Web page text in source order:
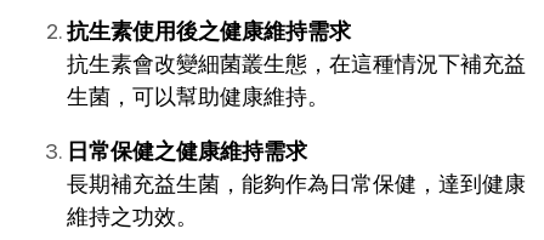
抗生素使用後之健康維持需求
抗生素會改變細菌叢生態，在這種情況下補充益
生菌，可以幫助健康維持。
日常保健之健康維持需求
長期補充益生菌，能夠作為日常保健，達到健康
維持之功效。